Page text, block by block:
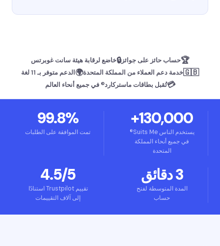
🏆حساب حائز على جوائز🔒خاضع لرقابة هيئة سانت غوبرتس
🇬🇧خدمة دعم العملاء من المملكة المتحدة🌍الدعم متوفر بـ 11 لغة
💳تُقبل بطاقات ماستركارد® في جميع أنحاء العالم
130,000+
يستخدم الناس Suits Me®
في جميع أنحاء المملكة
المتحدة
99.8%
تمت الموافقة على الطلبات
3 دقائق
المدة المتوسطة لفتح
حساب
4.5/5
تقييم Trustpilot استنادًا
إلى آلاف التقييمات